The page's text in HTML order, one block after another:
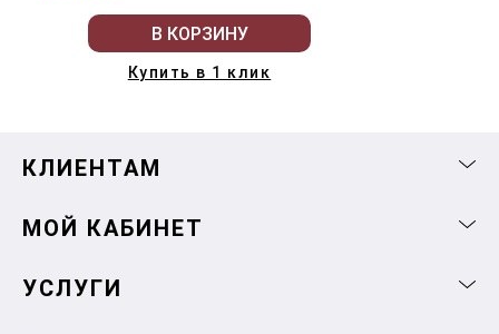
В КОРЗИНУ
Купить в 1 клик
КЛИЕНТАМ
МОЙ КАБИНЕТ
УСЛУГИ